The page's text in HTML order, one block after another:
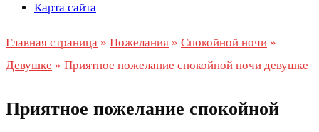
Карта сайта
Главная страница » Пожелания » Спокойной ночи »
Девушке » Приятное пожелание спокойной ночи девушке
Приятное пожелание спокойной